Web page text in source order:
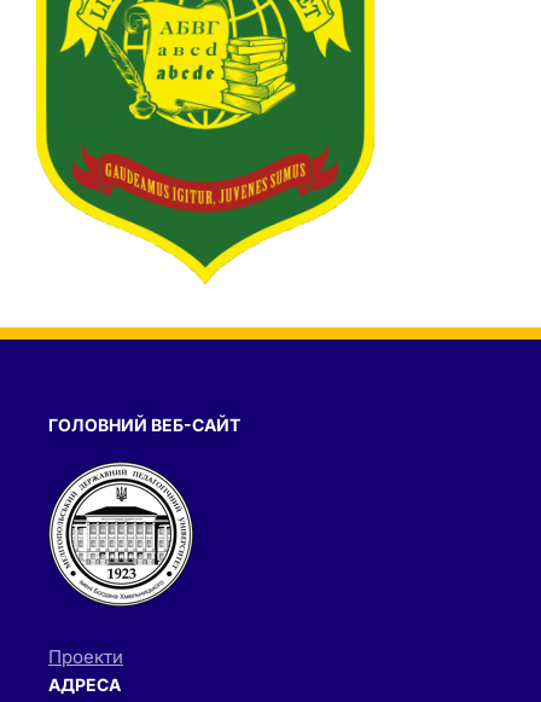
ГОЛОВНИЙ ВЕБ-САЙТ
Проекти
АДРЕСА